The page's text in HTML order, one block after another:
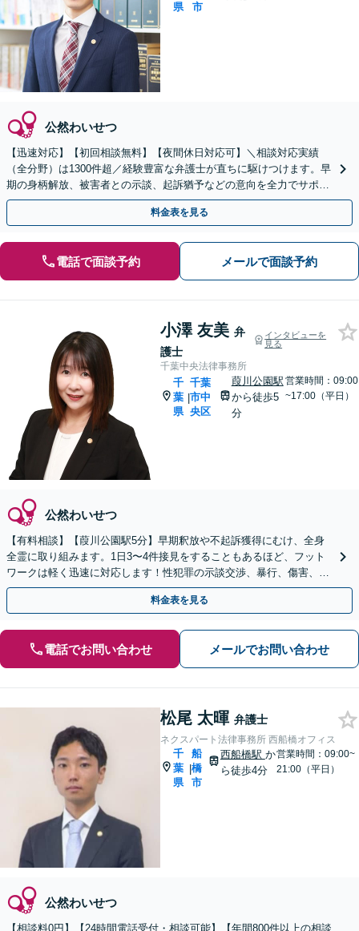
県
市
公然わいせつ
【迅速対応】【初回相談無料】【夜間休日対応可】＼相談対応実績
（全分野）は1300件超／経験豊富な弁護士が直ちに駆けつけます。早
期の身柄解放、被害者との示談、起訴猶予などの意向を全力でサポー
トします。
料金表を見る
電話で面談予約 メールで面談予約
小澤 友美 弁
護士
インタビューを
見る
千葉中央法律事務所
千
葉
県
|
千葉
市中
央区
葭川公園駅
から徒歩5
分
営業時間：09:00
~17:00（平日）
公然わいせつ
【有料相談】【葭川公園駅5分】早期釈放や不起訴獲得にむけ、全身
全霊に取り組みます。1日3〜4件接見をすることもあるほど、フット
ワークは軽く迅速に対応します！性犯罪の示談交渉、暴行、傷害、窃
盗、交通事故などご相談ください【電話・メール相談可】
料金表を見る
電話でお問い合わせ メールでお問い合わせ
松尾 太暉 弁護士
ネクスパート法律事務所 西船橋オフィス
千
葉
県
|
船
橋
市
西船橋駅 か
ら徒歩4分
営業時間：09:00~
21:00（平日）
公然わいせつ
【相談料0円】【24時間電話受付・相談可能】【年間800件以上の相談